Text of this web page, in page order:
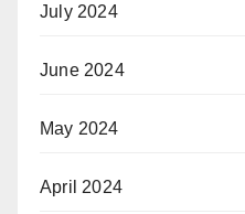
July 2024
June 2024
May 2024
April 2024